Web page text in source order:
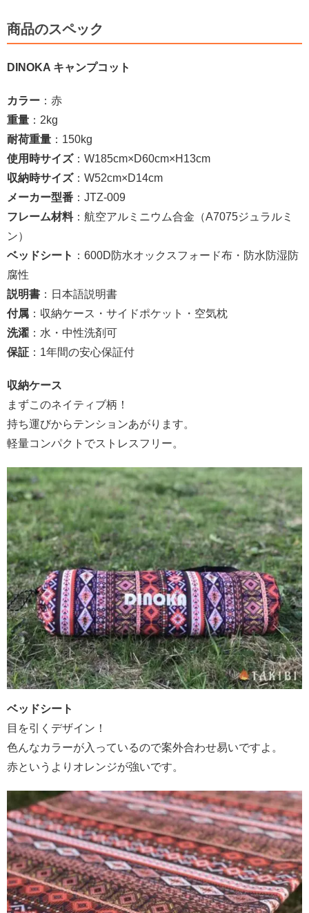
商品のスペック
DINOKA キャンプコット
カラー ：赤
重量 ：2kg
耐荷重量 ：150kg
使用時サイズ：W185cm×D60cm×H13cm
収納時サイズ：W52cm×D14cm
メーカー型番 ：JTZ-009
フレーム材料：航空アルミニウム合金（A7075ジュラルミ
ン）
ベッドシート ：600D防水オックスフォード布・防水防湿防
腐性
説明書 ：日本語説明書
付属 ：収納ケース・サイドポケット・空気枕
洗濯 ：水・中性洗剤可
保証 ：1年間の安心保証付
収納ケース
まずこのネイティブ柄！
持ち運びからテンションあがります。
軽量コンパクトでストレスフリー。
ベッドシート
目を引くデザイン！
色んなカラーが入っているので案外合わせ易いですよ。
赤というよりオレンジが強いです。